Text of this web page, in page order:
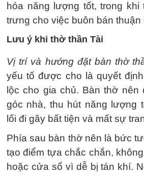
hóa năng lượng tốt, trong khi
trưng cho việc buôn bán thuận
Lưu ý khi thờ thần Tài
Vị trí và hướng đặt bàn thờ
yếu tố được cho là quyết
lộc cho gia chủ. Bàn thờ
góc nhà, thu hút năng lượng
lối đi gây bất tiện và mất sự
Phía sau bàn thờ nên là bức
tạo điểm tựa chắc chắn,
hoặc cửa sổ vì dễ bị tán khí.